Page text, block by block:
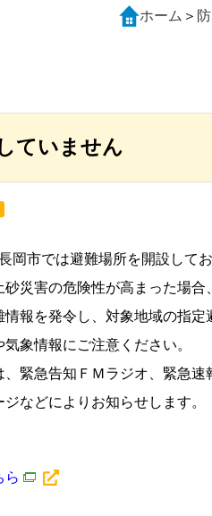
ホーム ＞
ていません
岡市では避難場所を開設してお
災害の危険性が高まった場
情報を発令し、対象地域の指定
象情報にご注意ください。
緊急告知ＦＭラジオ、緊急
などによりお知らせします。
ら